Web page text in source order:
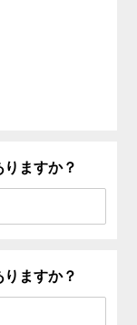
ますか？
ますか？